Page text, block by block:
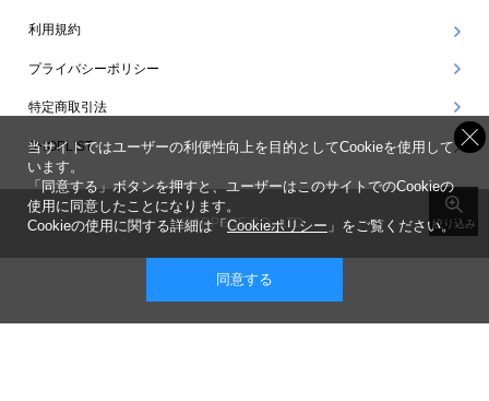
絞り込み
利用規約
プライバシーポリシー
特定商取引法
SHOPLIST
©ARPEGE CO., LTD.
表示 ： スマートフォン版 |
当サイトではユーザーの利便性向上を目的としてCookieを使用して
います。
「同意する」ボタンを押すと、ユーザーはこのサイトでのCookieの
使用に同意したことになります。
Cookieの使用に関する詳細は「Cookieポリシー 」をご覧ください。
同意する